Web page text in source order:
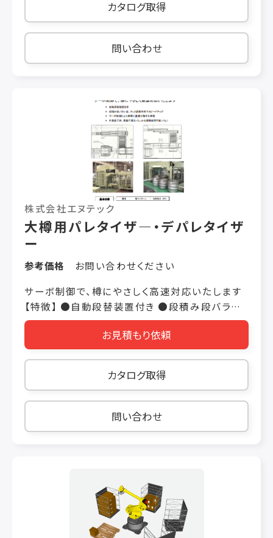
メニュー選択ができます。 ● ワークハンドも独自
の設計で、お客様のニーズにお応えいたします。
【ロボット仕様】 《ZD130Sパレタイズ専用ロボ
ット》 ■処理能力： 通常 10サイクル/min
1,800㎜ 前後 1,600㎜
上下 2,200㎜ ■本体重量：
1,600kg ■周囲温度： 0～45℃
カタログ取得
問い合わせ
株式会社エヌテック
大樽用パレタイザ―・デパレタイザ
ー
参考価格
お問い合わせください
サーボ制御で、樽にやさしく高速対応いたします
【特徴】 ●自動段替装置付き ●段積み段バラシ
は、フック昇降方式でスピードアップ ●サーボ制
御により樽種に最適の動作を実現 ●作業終了
時、個数不足のパレットも段積処理可能（パレ）
【基本仕様】 ■処理能力 KPH：積付パターン・
整列又は千鳥 7L・1600
15L・1600 20L・1400
25L・1300
お見積もり依頼
カタログ取得
問い合わせ